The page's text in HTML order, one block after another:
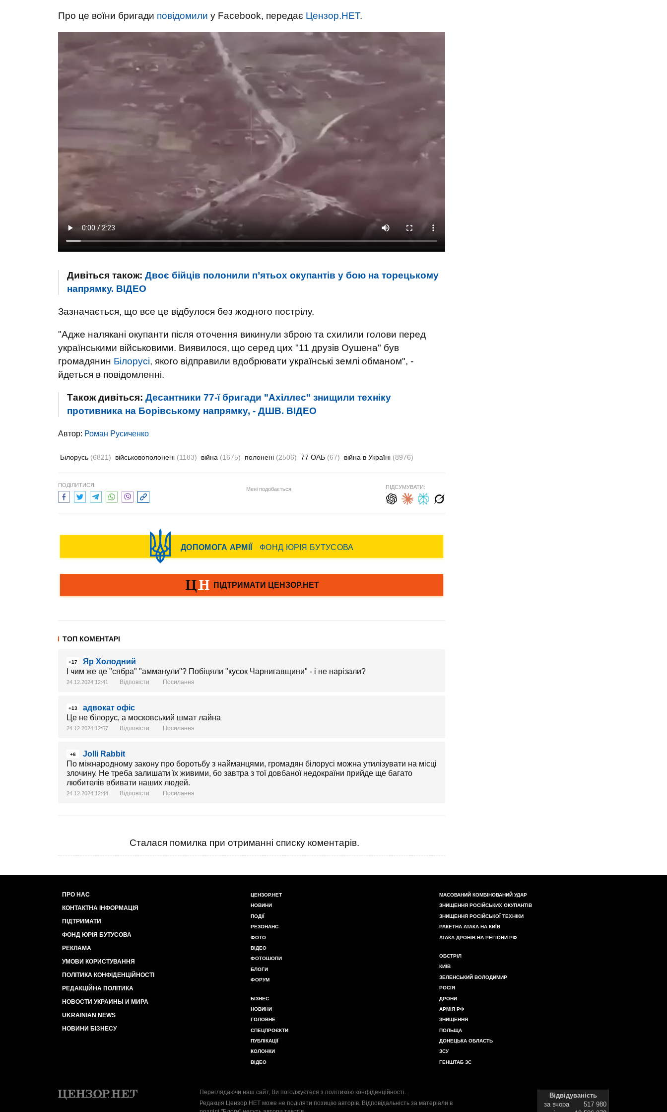
Про це воїни бригади повідомили у Facebook, передає Цензор.НЕТ.
Дивіться також: Двоє бійців полонили п’ятьох окупантів у бою на торецькому
напрямку. ВIДЕО
Зазначається, що все це відбулося без жодного пострілу.
"Адже налякані окупанти після оточення викинули зброю та схилили голови перед
українськими військовими. Виявилося, що серед цих "11 друзів Оушена" був
громадянин Білорусі, якого відправили вдобрювати українські землі обманом", -
йдеться в повідомленні.
Також дивіться: Десантники 77-ї бригади "Ахіллес" знищили техніку
противника на Борівському напрямку, - ДШВ. ВIДЕО
Автор: Роман Русиченко
Білорусь (6821) військовополонені (1183) війна (1675) полонені (2506) 77 ОАБ (67) війна в Україні (8976)
ПОДІЛИТИСЯ:
Мені подобається ПІДСУМУВАТИ:
ТОП КОМЕНТАРІ
+17
Яр Холодний
І чим же це "сябра" "амманули"? Побіцяли "кусок Чарнигавщини" - і не нарізали?
24.12.2024 12:41 Відповісти Посилання
+13
адвокат офіс
Це не білорус, а московський шмат лайна
24.12.2024 12:57 Відповісти Посилання
+6
Jolli Rabbit
По міжнародному закону про боротьбу з найманцями, громадян білорусі можна утилізувати на місці
злочину. Не треба залишати їх живими, бо завтра з тої довбаної недокраїни прийде ще багато
любителів вбивати наших людей.
24.12.2024 12:44 Відповісти Посилання
Сталася помилка при отриманні списку коментарів.
ПРО НАС
КОНТАКТНА ІНФОРМАЦІЯ
ПІДТРИМАТИ
ФОНД ЮРІЯ БУТУСОВА
РЕКЛАМА
УМОВИ КОРИСТУВАННЯ
ПОЛІТИКА КОНФІДЕНЦІЙНОСТІ
РЕДАКЦІЙНА ПОЛІТИКА
НОВОСТИ УКРАИНЫ И МИРА
UKRAINIAN NEWS
НОВИНИ БІЗНЕСУ
ЦЕНЗОР.НЕТ
НОВИНИ
ПОДІЇ
РЕЗОНАНС
ФОТО
ВІДЕО
ФОТОШОПИ
БЛОГИ
ФОРУМ
БІЗНЕС
НОВИНИ
ГОЛОВНЕ
СПЕЦПРОЄКТИ
ПУБЛІКАЦІЇ
КОЛОНКИ
ВІДЕО
МАСОВАНИЙ КОМБІНОВАНИЙ УДАР
ЗНИЩЕННЯ РОСІЙСЬКИХ ОКУПАНТІВ
ЗНИЩЕННЯ РОСІЙСЬКОЇ ТЕХНІКИ
РАКЕТНА АТАКА НА КИЇВ
АТАКА ДРОНІВ НА РЕГІОНИ РФ
ОБСТРІЛ
КИЇВ
ЗЕЛЕНСЬКИЙ ВОЛОДИМИР
РОСІЯ
ДРОНИ
АРМІЯ РФ
ЗНИЩЕННЯ
ПОЛЬЩА
ДОНЕЦЬКА ОБЛАСТЬ
ЗСУ
ГЕНШТАБ ЗС
Переглядаючи наш сайт, Ви погоджуєтеся з політикою конфіденційності.
Редакція Цензор.НЕТ може не поділяти позицію авторів. Відповідальність за матеріали в
Відвідуваність
за вчора
517 980